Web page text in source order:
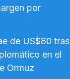
por
de US$80 tras
en el
Ormuz